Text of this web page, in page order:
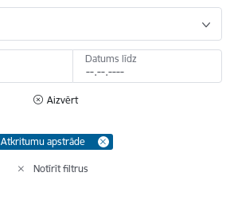
Datums līdz
Aizvērt
Atkritumu apstrāde
Notīrīt filtrus